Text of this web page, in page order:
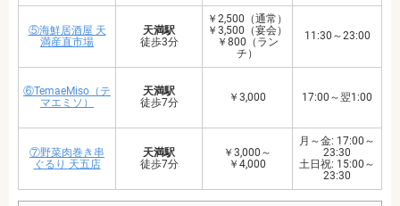
⑤海鮮居酒屋 天
満産直市場
天満駅
徒歩3分
￥2,500（通常）
￥3,500（宴会）
￥800（ラン
チ）
11:30～23:00
⑥TemaeMiso（テ
マエミソ）
天満駅
徒歩7分
￥3,000 17:00～翌1:00
⑦野菜肉巻き串
ぐるり 天五店
天満駅
徒歩7分
￥3,000～
￥4,000
月～金: 17:00～
23:30
土日祝: 15:00～
23:30